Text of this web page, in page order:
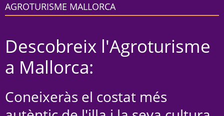
AGROTURISME MALLORCA
Descobreix l'Agroturisme
a Mallorca:
Coneixeràs el costat més